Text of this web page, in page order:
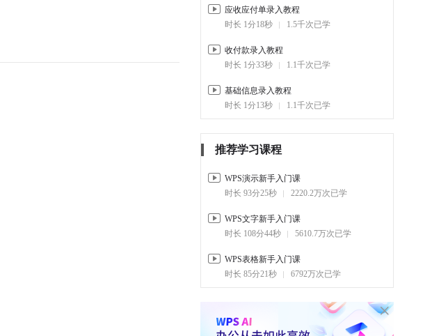
3-3.
工作任务计划录入
1.1万
02:35
4. 生产订单管理
3.3千
01:56
5. 客户信息管理
5-1.
客户信息管理应用使用教程
2.3千
01:29
应收应付单录入教程
时长 1分18秒
1.5千次已学
收付款录入教程
时长 1分33秒
1.1千次已学
基础信息录入教程
时长 1分13秒
1.1千次已学
推荐学习课程
WPS演示新手入门课
时长 93分25秒
2220.2万次已学
WPS文字新手入门课
时长 108分44秒
5610.7万次已学
WPS表格新手入门课
时长 85分21秒
6792万次已学